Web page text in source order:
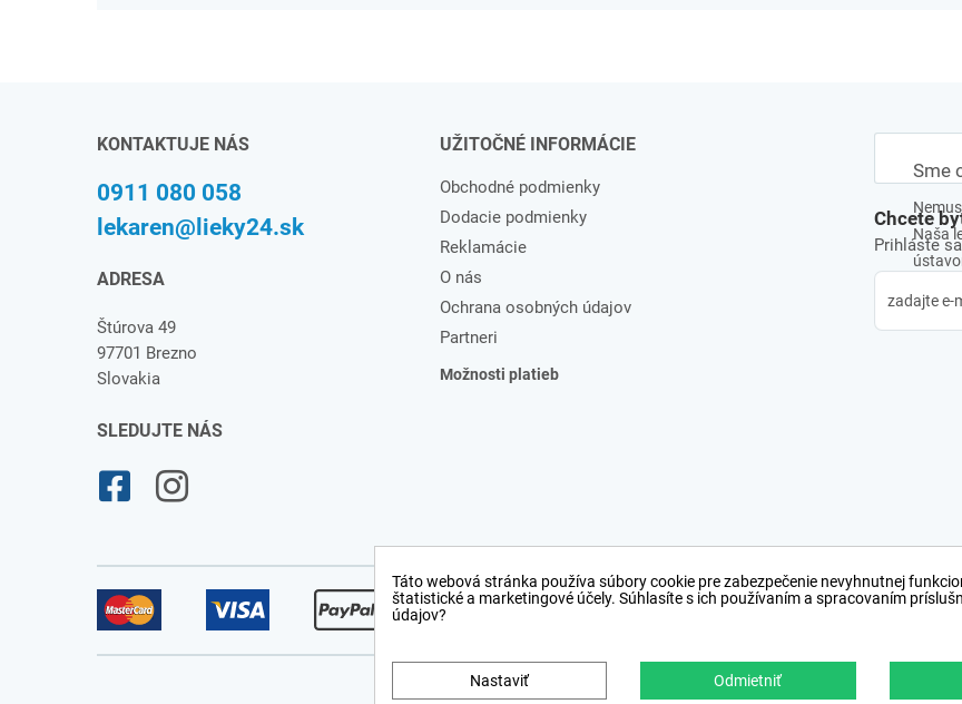
Sme
Naša
KONTAKTUJE NÁS
0911 080 058
lekaren@lieky24.sk
ADRESA
Štúrova 49
97701 Brezno
Slovakia
SLEDUJTE NÁS
UŽITOČNÉ INFORMÁCIE
Obchodné podmienky
Dodacie podmienky
Reklamácie
O nás
Ochrana osobných údajov
Partneri
Možnosti platieb
Chcete
Prihláste
Táto webová stránka používa súbory cookie pre zabezpečenie nevyhnutnej
štatistické a marketingové účely. Súhlasíte s ich používaním a spracovaním
údajov?
Nastaviť Odmietniť